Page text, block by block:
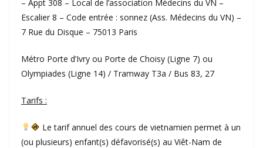
– Appt 308 – Local de l’association Médecins du VN –
Escalier 8 – Code entrée : sonnez (Ass. Médecins du VN) –
7 Rue du Disque – 75013 Paris
Métro Porte d’Ivry ou Porte de Choisy (Ligne 7) ou
Olympiades (Ligne 14) / Tramway T3a / Bus 83, 27
Tarifs :
Le tarif annuel des cours de vietnamien permet à un
(ou plusieurs) enfant(s) défavorisé(s) au Viêt-Nam de